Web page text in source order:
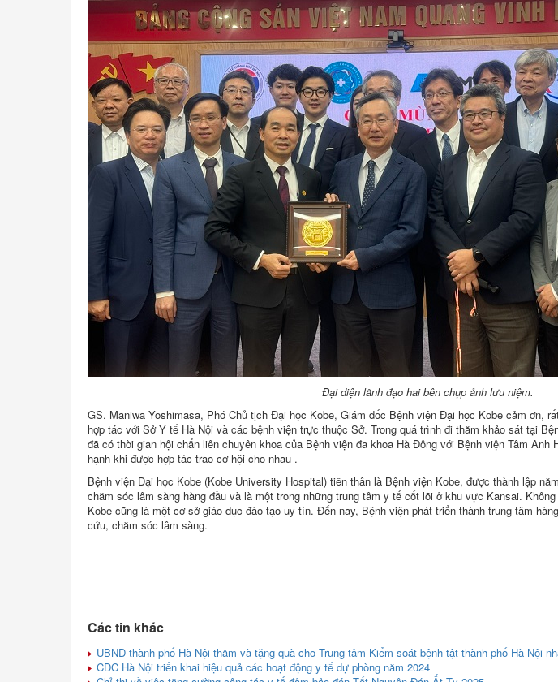
Đại diện lãnh đạo hai bên chụp ảnh lưu niệm.
GS. Maniwa Yoshimasa, Phó Chủ tịch Đại học Kobe, Giám đốc Bệnh viện Đại học Kobe cảm ơn,
hợp tác với Sở Y tế Hà Nội và các bệnh viện trực thuộc Sở. Trong quá trình đi thăm khảo sát tại
đã có thời gian hội chẩn liên chuyên khoa của Bệnh viện đa khoa Hà Đông với Bệnh viện Tâm Anh
hạnh khi được hợp tác trao cơ hội cho nhau .
Bệnh viện Đại học Kobe (Kobe University Hospital) tiền thân là Bệnh viện Kobe, được thành lập
chăm sóc lâm sàng hàng đầu và là một trong những trung tâm y tế cốt lõi ở khu vực Kansai.
Kobe cũng là một cơ sở giáo dục đào tạo uy tín. Đến nay, Bệnh viện phát triển thành trung tâm
cứu, chăm sóc lâm sàng.
Các tin khác
UBND thành phố Hà Nội thăm và tặng quà cho Trung tâm Kiểm soát bệnh tật thành phố Hà Nội
CDC Hà Nội triển khai hiệu quả các hoạt động y tế dự phòng năm 2024